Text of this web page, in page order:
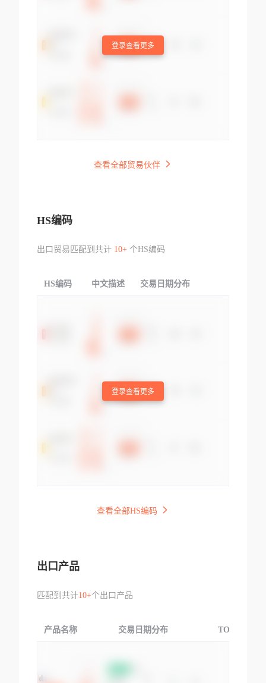
登录查看更多
查看全部贸易伙伴
HS编码
出口贸易匹配到共计 10+个HS编码
HS编码 中文描述 交易日期分布
登录查看更多
查看全部HS编码
出口产品
匹配到共计10+个出口产品
产品名称 交易日期分布 TOP3交易国